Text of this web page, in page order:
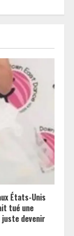
États-Unis
tué une
devenir